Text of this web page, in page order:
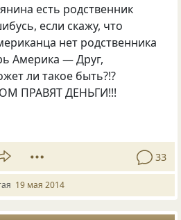
есть родственник
если скажу, что
нет родственника
Америка — Друг,
ли такое быть?!?
ПРАВЯТ ДЕНЬГИ!!!
33
19 мая 2014